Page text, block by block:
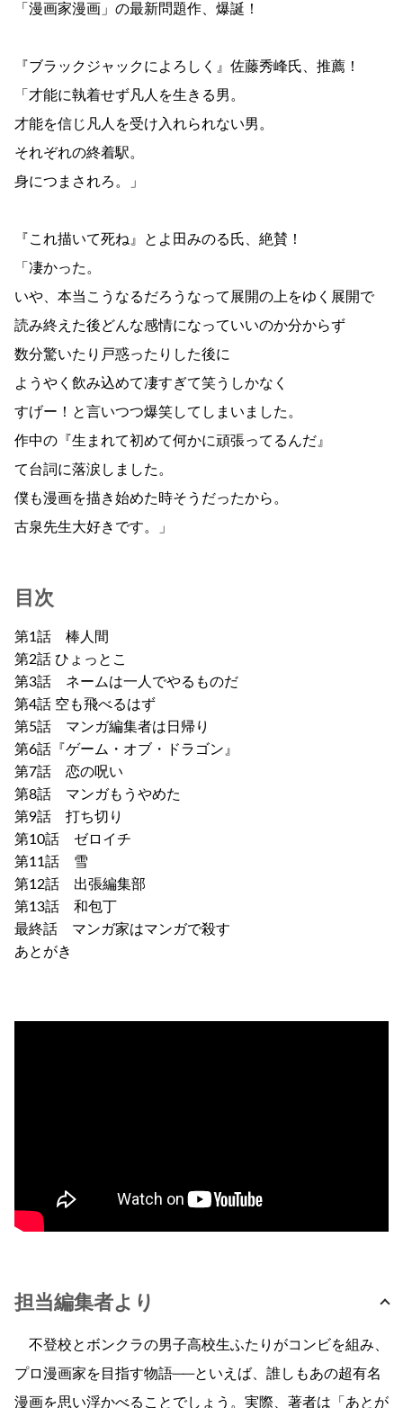
「漫画家漫画」の最新問題作、爆誕！
『ブラックジャックによろしく』佐藤秀峰氏、推薦！
「才能に執着せず凡人を生きる男。
才能を信じ凡人を受け入れられない男。
それぞれの終着駅。
身につまされろ。」
『これ描いて死ね』とよ田みのる氏、絶賛！
「凄かった。
いや、本当こうなるだろうなって展開の上をゆく展開で
読み終えた後どんな感情になっていいのか分からず
数分驚いたり戸惑ったりした後に
ようやく飲み込めて凄すぎて笑うしかなく
すげー！と言いつつ爆笑してしまいました。
作中の『生まれて初めて何かに頑張ってるんだ』
て台詞に落涙しました。
僕も漫画を描き始めた時そうだったから。
古泉先生大好きです。」
目次
第1話 棒人間
第2話 ひょっとこ
第3話 ネームは一人でやるものだ
第4話 空も飛べるはず
第5話 マンガ編集者は日帰り
第6話『ゲーム・オブ・ドラゴン』
第7話 恋の呪い
第8話 マンガもうやめた
第9話 打ち切り
第10話 ゼロイチ
第11話 雪
第12話 出張編集部
第13話 和包丁
最終話 マンガ家はマンガで殺す
あとがき
担当編集者より
不登校とボンクラの男子高校生ふたりがコンビを組み、
プロ漫画家を目指す物語──といえば、誰しもあの超有名
漫画を思い浮かべることでしょう。実際、著者は「あとが